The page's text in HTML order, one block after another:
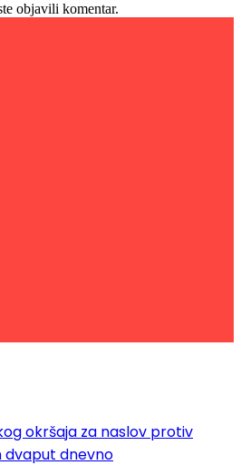
objavili komentar.
okršaja za naslov protiv
dvaput dnevno